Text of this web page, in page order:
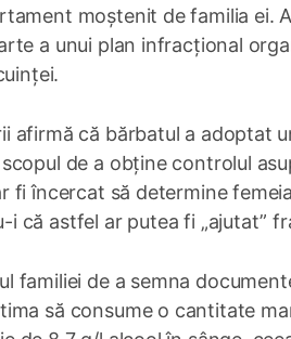
moștenit de familia ei.
a unui plan infracțional
afirmă că bărbatul a adoptat
de a obține controlul
fi încercat să determine
i că astfel ar putea fi „ajutat”
familiei de a semna
să consume o cantitate